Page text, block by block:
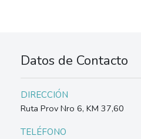
Datos de Contacto
DIRECCIÓN
Ruta Prov Nro 6, KM 37,60
TELÉFONO